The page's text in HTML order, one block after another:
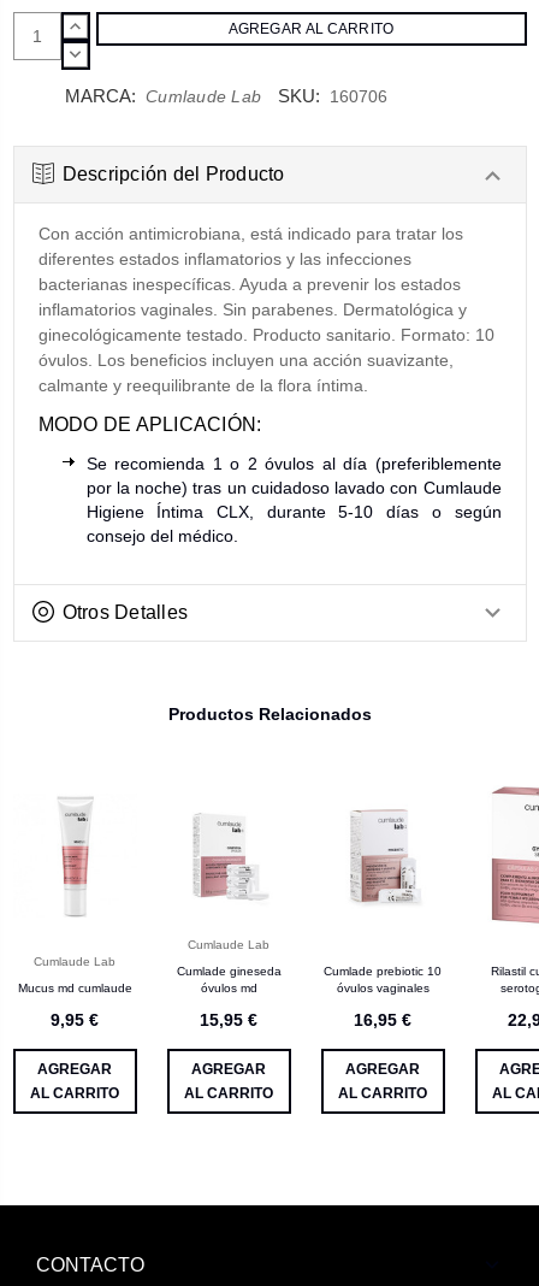
AUMENTAR
CANTIDAD:
DISMINUIR
MARCA: Cumlaude Lab SKU: 160706
Descripción del Producto
Con acción antimicrobiana, está indicado para tratar los
diferentes estados inflamatorios y las infecciones
bacterianas inespecíficas. Ayuda a prevenir los estados
inflamatorios vaginales. Sin parabenes. Dermatológica y
ginecológicamente testado. Producto sanitario. Formato: 10
óvulos. Los beneficios incluyen una acción suavizante,
calmante y reequilibrante de la flora íntima.
MODO DE APLICACIÓN:
Se recomienda 1 o 2 óvulos al día (preferiblemente
por la noche) tras un cuidadoso lavado con Cumlaude
Higiene Íntima CLX, durante 5-10 días o según
consejo del médico.
Otros Detalles
Productos Relacionados
Cumlaude Lab
Mucus md cumlaude
9,95 €
AGREGAR
AL CARRITO
Cumlaude Lab
Cumlade gineseda
óvulos md
15,95 €
AGREGAR
AL CARRITO
Cumlade prebiotic 10
óvulos vaginales
16,95 €
AGREGAR
AL CARRITO
Rilastil
AL
CONTACTO